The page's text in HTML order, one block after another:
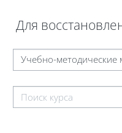
Для
Блоки
Категории курсов
Поиск курса